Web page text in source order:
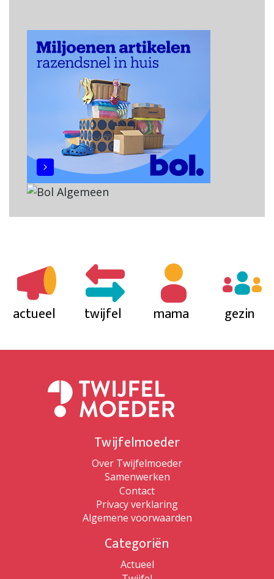
actueel twijfel mama gezin
Twijfelmoeder
Over Twijfelmoeder
Samenwerken
Contact
Privacy verklaring
Algemene voorwaarden
Categoriën
Actueel